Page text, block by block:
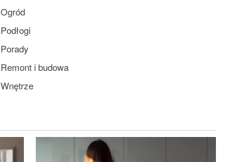
Ogród
Podłogi
Porady
Remont i budowa
Wnętrze